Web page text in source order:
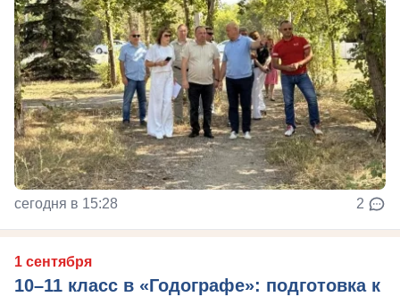
сегодня в 15:28 2
1 сентября
10–11 класс в «Годографе»: подготовка к